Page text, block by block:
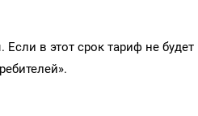
Если в этот срок тариф не